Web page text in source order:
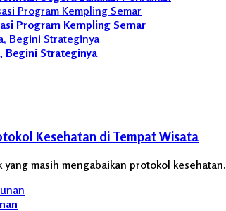
Program Kempling Semar
Begini Strateginya
Kesehatan di Tempat Wisata
masih mengabaikan protokol kesehatan.